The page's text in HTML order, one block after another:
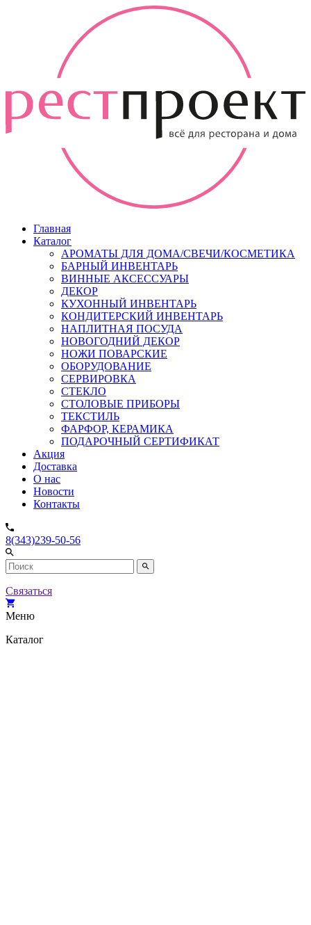
Главная
Каталог
АРОМАТЫ ДЛЯ ДОМА/СВЕЧИ/КОСМЕТИКА
БАРНЫЙ ИНВЕНТАРЬ
ВИННЫЕ АКСЕССУАРЫ
ДЕКОР
КУХОННЫЙ ИНВЕНТАРЬ
КОНДИТЕРСКИЙ ИНВЕНТАРЬ
НАПЛИТНАЯ ПОСУДА
НОВОГОДНИЙ ДЕКОР
НОЖИ ПОВАРСКИЕ
ОБОРУДОВАНИЕ
СЕРВИРОВКА
СТЕКЛО
СТОЛОВЫЕ ПРИБОРЫ
ТЕКСТИЛЬ
ФАРФОР, КЕРАМИКА
ПОДАРОЧНЫЙ СЕРТИФИКАТ
Акция
Доставка
О нас
Новости
Контакты
8(343)239-50-56
Связаться
Меню
Каталог